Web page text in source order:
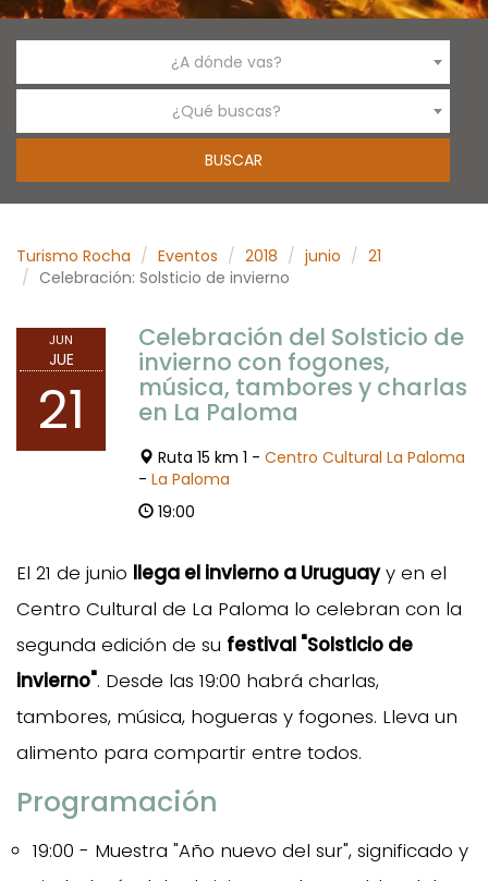
¿A dónde vas?
¿Qué buscas?
Turismo Rocha Eventos 2018 junio
21
Celebración: Solsticio de invierno
JUN
JUE
21
Celebración del Solsticio de
invierno con fogones,
música, tambores y charlas
en La Paloma
Ruta 15 km 1 - Centro Cultural La Paloma
- La Paloma
19:00
El 21 de junio llega el invierno a Uruguayy en el
Centro Cultural de La Paloma lo celebran con la
segunda edición de su festival "Solsticio de
invierno". Desde las 19:00 habrá charlas,
tambores, música, hogueras y fogones. Lleva un
alimento para compartir entre todos.
Programación
19:00 - Muestra "Año nuevo del sur", significado y